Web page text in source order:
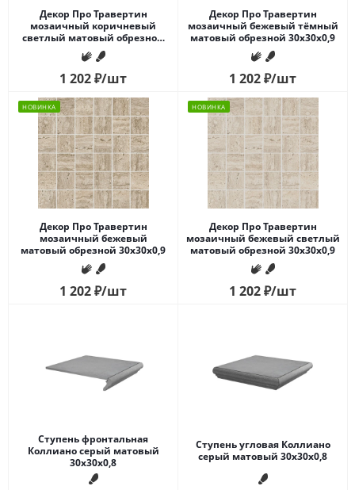
Декор Про Травертин
мозаичный коричневый
светлый матовый обрезной
30x30x0,9
1 202₽/шт
Декор Про Травертин
мозаичный бежевый тёмный
матовый обрезной 30x30x0,9
1 202₽/шт
НОВИНКА
Декор Про Травертин
мозаичный бежевый
матовый обрезной 30x30x0,9
1 202₽/шт
НОВИНКА
Декор Про Травертин
мозаичный бежевый светлый
матовый обрезной 30x30x0,9
1 202₽/шт
Ступень фронтальная
Коллиано серый матовый
30x30x0,8
Ступень угловая Коллиано
серый матовый 30x30x0,8